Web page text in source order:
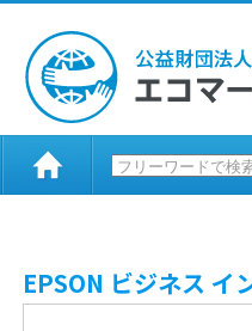
EPSON ビジネス イ